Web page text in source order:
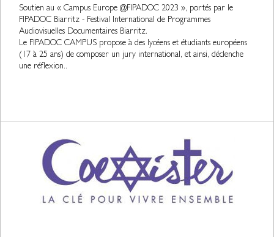
Soutien au « Campus Europe @FIPADOC 2023 », portés par le
FIPADOC Biarritz - Festival International de Programmes
Audiovisuelles Documentaires Biarritz.
Le FIPADOC CAMPUS propose à des lycéens et étudiants européens
(17 à 25 ans) de composer un jury international, et ainsi, déclenche
une réflexion..